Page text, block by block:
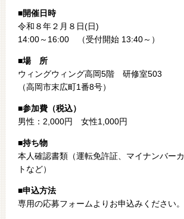
■開催日時
令和８年２月８日(日)
14:00～16:00 （受付開始 13:40～）
■場 所
ウィングウィング高岡5階 研修室503
（高岡市末広町1番8号）
■参加費（税込）
男性：2,000円 女性1,000円
■持ち物
本人確認書類（運転免許証、マイナンバー
トなど）
■申込方法
専用の応募フォームよりお申込みください。